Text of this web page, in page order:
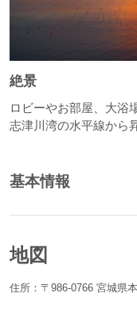
絶景
ロビーやお部屋、大浴
志津川湾の水平線から
基本情報
地図
住所：〒986-0766 宮城県